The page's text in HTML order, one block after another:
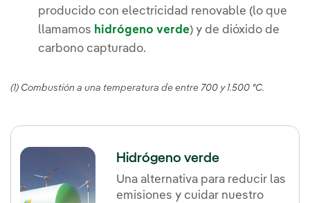
producido con electricidad renovable (lo que
llamamos hidrógeno verde) y de dióxido de
carbono capturado.
(1) Combustión a una temperatura de entre 700 y 1.500 ºC.
Hidrógeno verde
Una alternativa para reducir las
emisiones y cuidar nuestro